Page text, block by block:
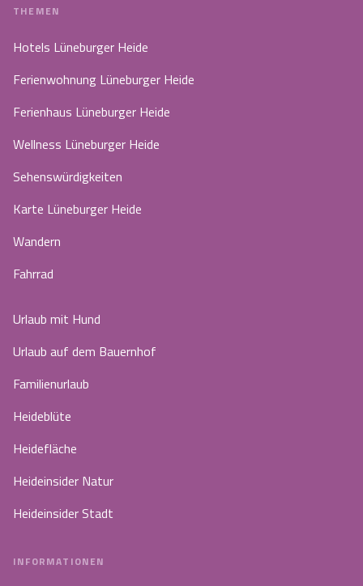
THEMEN
Hotels Lüneburger Heide
Ferienwohnung Lüneburger Heide
Ferienhaus Lüneburger Heide
Wellness Lüneburger Heide
Sehenswürdigkeiten
Karte Lüneburger Heide
Wandern
Fahrrad
Urlaub mit Hund
Urlaub auf dem Bauernhof
Familienurlaub
Heideblüte
Heidefläche
Heideinsider Natur
Heideinsider Stadt
INFORMATIONEN